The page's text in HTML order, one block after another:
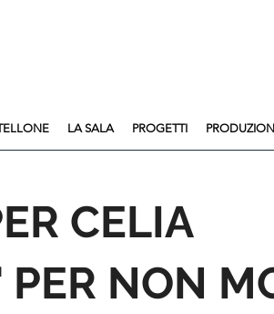
LA SALA PROGETTI
CELIA
PER NON